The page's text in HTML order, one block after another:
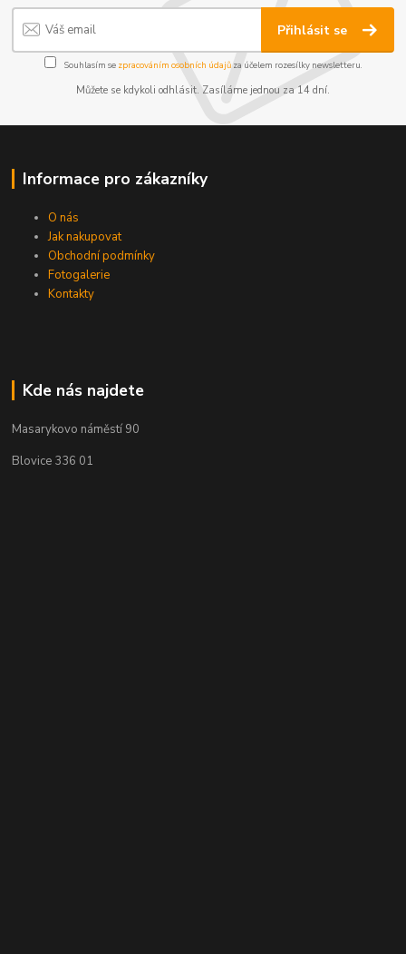
Přihlásit se
Souhlasím se zpracováním osobních údajůza účelem rozesílky newsletteru.
Můžete se kdykoli odhlásit. Zasíláme jednou za 14 dní.
Informace pro zákazníky
O nás
Jak nakupovat
Obchodní podmínky
Fotogalerie
Kontakty
Kde nás najdete
Masarykovo náměstí 90
Blovice 336 01